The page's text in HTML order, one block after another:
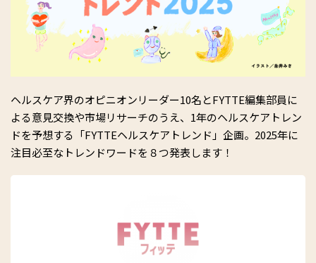
ヘルスケア界のオピニオンリーダー10名とFYTTE編集部員に
よる意見交換や市場リサーチのうえ、1年のヘルスケアトレン
ドを予想する「FYTTEヘルスケアトレンド」企画。2025年に
注目必至なトレンドワードを８つ発表します！